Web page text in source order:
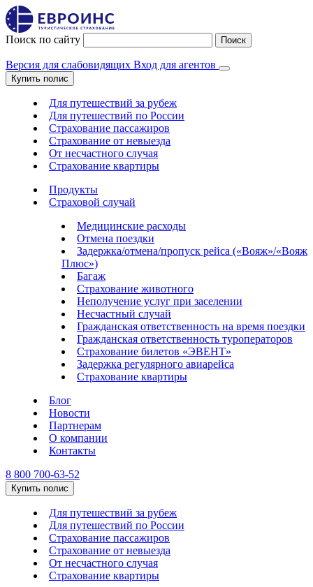
Поиск по сайту Поиск
Версия для слабовидящих Вход для агентов
Купить полис
Для путешествий за рубеж
Для путешествий по России
Страхование пассажиров
Страхование от невыезда
От несчастного случая
Страхование квартиры
Продукты
Страховой случай
Медицинские расходы
Отмена поездки
Задержка/отмена/пропуск рейса («Вояж»/«Вояж
Плюс»)
Багаж
Страхование животного
Неполучение услуг при заселении
Несчастный случай
Гражданская ответственность на время поездки
Гражданская ответственность туроператоров
Страхование билетов «ЭВЕНТ»
Задержка регулярного авиарейса
Страхование квартиры
Блог
Новости
Партнерам
О компании
Контакты
8 800 700-63-52
Купить полис
Для путешествий за рубеж
Для путешествий по России
Страхование пассажиров
Страхование от невыезда
От несчастного случая
Страхование квартиры